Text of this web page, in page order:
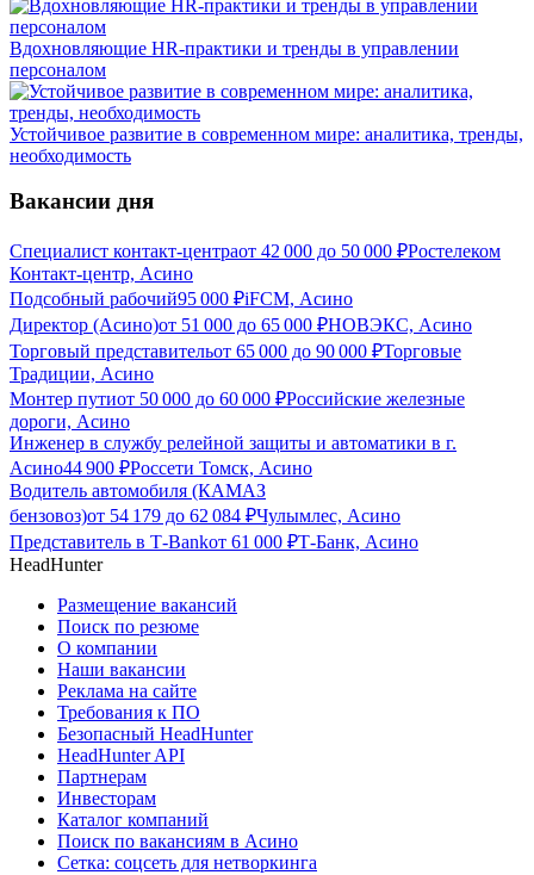
Вдохновляющие HR-практики и тренды в управлении
персоналом
Устойчивое развитие в современном мире: аналитика, тренды,
необходимость
Вакансии дня
Специалист контакт-центраот 42 000 до 50 000 ₽Ростелеком
Контакт-центр, Асино
Подсобный рабочий95 000 ₽iFCM, Асино
Директор (Асино)от 51 000 до 65 000 ₽НОВЭКС, Асино
Торговый представительот 65 000 до 90 000 ₽Торговые
Традиции, Асино
Монтер путиот 50 000 до 60 000 ₽Российские железные
дороги, Асино
Инженер в службу релейной защиты и автоматики в г.
Асино44 900 ₽Россети Томск, Асино
Водитель автомобиля (КАМАЗ
бензовоз)от 54 179 до 62 084 ₽Чулымлес, Асино
Представитель в Т-Bankот 61 000 ₽Т-Банк, Асино
HeadHunter
Размещение вакансий
Поиск по резюме
О компании
Наши вакансии
Реклама на сайте
Требования к ПО
Безопасный HeadHunter
HeadHunter API
Партнерам
Инвесторам
Каталог компаний
Поиск по вакансиям в Асино
Сетка: соцсеть для нетворкинга